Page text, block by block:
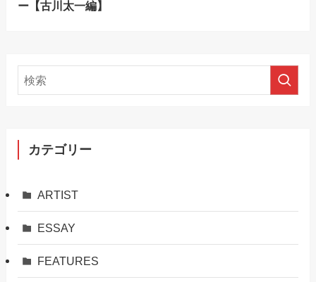
ー【古川太一編】
カテゴリー
ARTIST
ESSAY
FEATURES